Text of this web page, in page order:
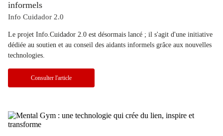
informels
Info Cuidador 2.0
Le projet Info.Cuidador 2.0 est désormais lancé ; il s'agit d'une initiative
dédiée au soutien et au conseil des aidants informels grâce aux nouvelles
technologies.
Consulter l'article